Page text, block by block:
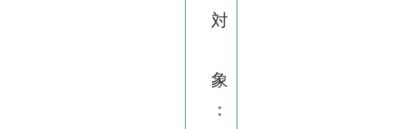
対
象
：